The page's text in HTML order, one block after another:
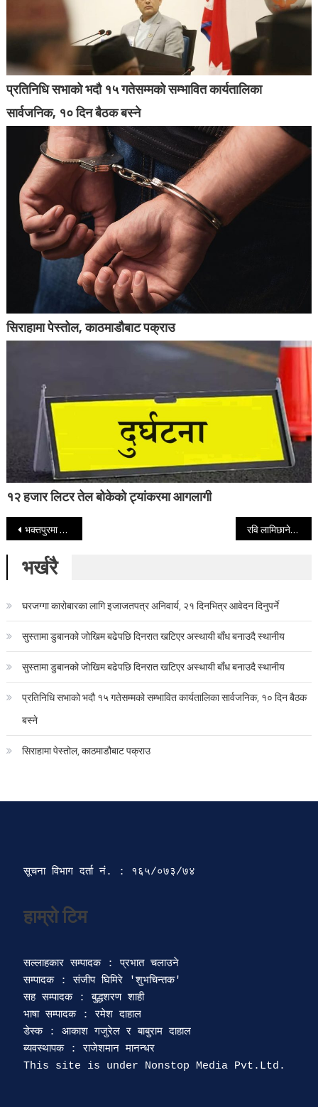
प्रतिनिधि सभाको भदौ १५ गतेसम्मको सम्भावित कार्यतालिका
सार्वजनिक, १० दिन बैठक बस्ने
सिराहामा पेस्तोल, काठमाडौबाट पक्राउ
१२ हजार लिटर तेल बोकेको ट्यांकरमा आगलागी
Post navigation
भक्तपुरमा ११ दिनसम्म सञ्चालित महोत्सव सम्पन्न रवि लामिछानेविरुद्धको निवेदन दर्ता गर्न सर्वोच्चद्वारा अस्वीकार
भर्खरै
घरजग्गा कारोबारका लागि इजाजतपत्र अनिवार्य, २१ दिनभित्र आवेदन दिनुपर्ने
सुस्तामा डुबानको जोखिम बढेपछि दिनरात खटिएर अस्थायी बाँध बनाउदै स्थानीय
सुस्तामा डुबानको जोखिम बढेपछि दिनरात खटिएर अस्थायी बाँध बनाउदै स्थानीय
प्रतिनिधि सभाको भदौ १५ गतेसम्मको सम्भावित कार्यतालिका सार्वजनिक, १० दिन बैठक
बस्ने
सिराहामा पेस्तोल, काठमाडौबाट पक्राउ
सूचना विभाग दर्ता‍ नं. : १६५/०७३/७४
हाम्रो टिम
सल्लाहकार सम्पादक : प्रभात चलाउने
सम्पादक : संजीप घिमिरे 'शुभचिन्तक'
सह सम्पादक : बुद्धशरण शाही
भाषा सम्पादक : रमेश दाहाल
डेस्क : आकाश गजुरेल र बाबुराम दाहाल
ब्यवस्थापक : राजेशमान मानन्धर